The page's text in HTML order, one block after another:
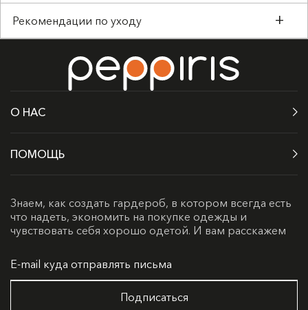
Рекомендации по уходу
О НАС
ПОМОЩЬ
Знаем, как создать гардероб, в котором всегда есть
что надеть, экономить на покупке одежды и
чувствовать себя хорошо одетой. И вам расскажем
Подписаться